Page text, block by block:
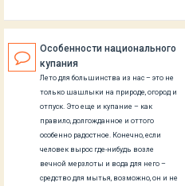
Особенности национального
купания
Лето для большинства из нас – это не
только шашлыки на природе, огород и
отпуск. Это еще и купание – как
правило, долгожданное и оттого
особенно радостное. Конечно, если
человек вырос где-нибудь возле
вечной мерзлоты и вода для него –
средство для мытья, возможно, он и не